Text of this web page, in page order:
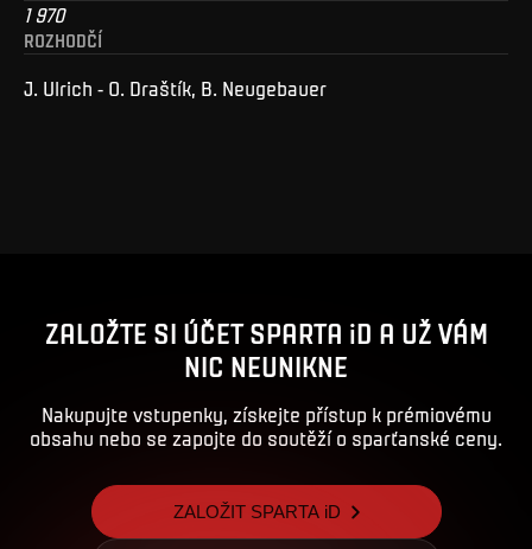
1 970
ROZHODČÍ
J. Ulrich - O. Draštík, B. Neugebauer
ZALOŽTE SI ÚČET SPARTA iD A UŽ VÁM
NIC NEUNIKNE
Nakupujte vstupenky, získejte přístup k prémiovému
obsahu nebo se zapojte do soutěží o sparťanské ceny.
ZALOŽIT SPARTA iD